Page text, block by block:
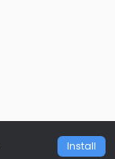
Install